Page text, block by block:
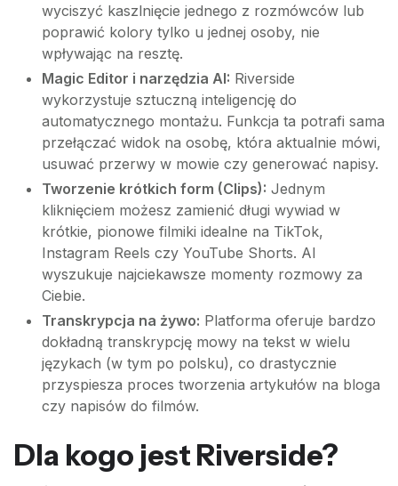
wyciszyć kaszlnięcie jednego z rozmówców lub
poprawić kolory tylko u jednej osoby, nie
wpływając na resztę.
Magic Editor i narzędzia AI: Riverside
wykorzystuje sztuczną inteligencję do
automatycznego montażu. Funkcja ta potrafi sama
przełączać widok na osobę, która aktualnie mówi,
usuwać przerwy w mowie czy generować napisy.
Tworzenie krótkich form (Clips): Jednym
kliknięciem możesz zamienić długi wywiad w
krótkie, pionowe filmiki idealne na TikTok,
Instagram Reels czy YouTube Shorts. AI
wyszukuje najciekawsze momenty rozmowy za
Ciebie.
Transkrypcja na żywo: Platforma oferuje bardzo
dokładną transkrypcję mowy na tekst w wielu
językach (w tym po polsku), co drastycznie
przyspiesza proces tworzenia artykułów na bloga
czy napisów do filmów.
Dla kogo jest Riverside?